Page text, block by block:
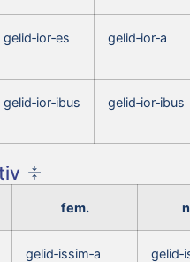
gelid‑ior‑es gelid‑ior‑a
gelid‑ior‑ibus gelid‑ior‑ibus
fem.
gelid‑issim‑a